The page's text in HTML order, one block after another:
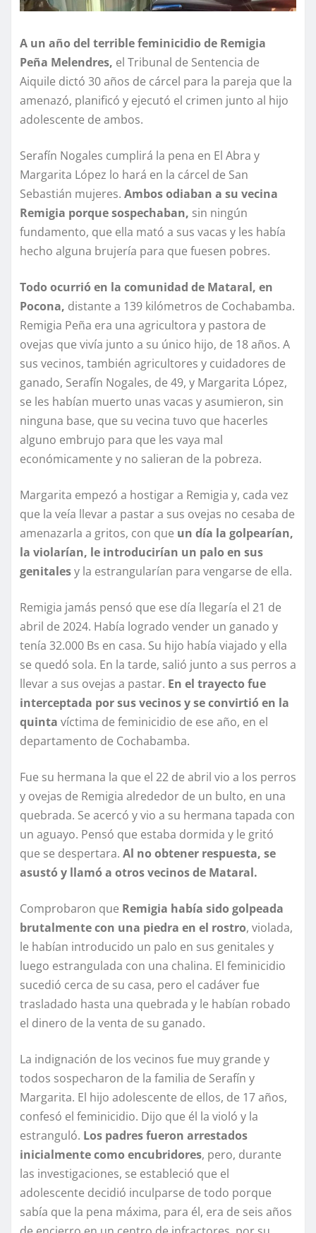
A un año del terrible feminicidio de Remigia
Peña Melendres, el Tribunal de Sentencia de
Aiquile dictó 30 años de cárcel para la pareja que la
amenazó, planificó y ejecutó el crimen junto al hijo
adolescente de ambos.
Serafín Nogales cumplirá la pena en El Abra y
Margarita López lo hará en la cárcel de San
Sebastián mujeres. Ambos odiaban a su vecina
Remigia porque sospechaban, sin ningún
fundamento, que ella mató a sus vacas y les había
hecho alguna brujería para que fuesen pobres.
Todo ocurrió en la comunidad de Mataral, en
Pocona, distante a 139 kilómetros de Cochabamba.
Remigia Peña era una agricultora y pastora de
ovejas que vivía junto a su único hijo, de 18 años. A
sus vecinos, también agricultores y cuidadores de
ganado, Serafín Nogales, de 49, y Margarita López,
se les habían muerto unas vacas y asumieron, sin
ninguna base, que su vecina tuvo que hacerles
alguno embrujo para que les vaya mal
económicamente y no salieran de la pobreza.
Margarita empezó a hostigar a Remigia y, cada vez
que la veía llevar a pastar a sus ovejas no cesaba de
amenazarla a gritos, con que un día la golpearían,
la violarían, le introducirían un palo en sus
genitalesy la estrangularían para vengarse de ella.
Remigia jamás pensó que ese día llegaría el 21 de
abril de 2024. Había logrado vender un ganado y
tenía 32.000 Bs en casa. Su hijo había viajado y ella
se quedó sola. En la tarde, salió junto a sus perros a
llevar a sus ovejas a pastar. En el trayecto fue
interceptada por sus vecinos y se convirtió en la
quinta víctima de feminicidio de ese año, en el
departamento de Cochabamba.
Fue su hermana la que el 22 de abril vio a los perros
y ovejas de Remigia alrededor de un bulto, en una
quebrada. Se acercó y vio a su hermana tapada con
un aguayo. Pensó que estaba dormida y le gritó
que se despertara. Al no obtener respuesta, se
asustó y llamó a otros vecinos de Mataral.
Comprobaron que Remigia había sido golpeada
brutalmente con una piedra en el rostro, violada,
le habían introducido un palo en sus genitales y
luego estrangulada con una chalina. El feminicidio
sucedió cerca de su casa, pero el cadáver fue
trasladado hasta una quebrada y le habían robado
el dinero de la venta de su ganado.
La indignación de los vecinos fue muy grande y
todos sospecharon de la familia de Serafín y
Margarita. El hijo adolescente de ellos, de 17 años,
confesó el feminicidio. Dijo que él la violó y la
estranguló. Los padres fueron arrestados
inicialmente como encubridores, pero, durante
las investigaciones, se estableció que el
adolescente decidió inculparse de todo porque
sabía que la pena máxima, para él, era de seis años